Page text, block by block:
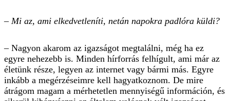
– Mi az, ami elkedvetleníti, netán napokra padlóra küldi?
– Nagyon akarom az igazságot megtalálni, még ha ez
egyre nehezebb is. Minden hírforrás felhígult, ami már az
életünk része, legyen az internet vagy bármi más. Egyre
inkább a megérzéseimre kell hagyatkoznom. De mire
átrágom magam a mérhetetlen mennyiségű információn, és